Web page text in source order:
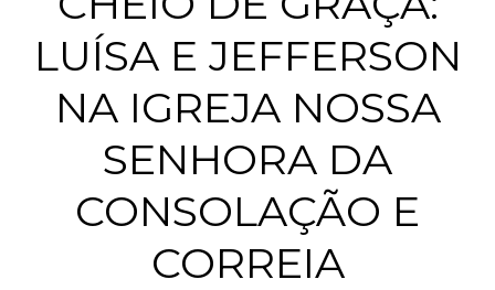
LUÍSA E JEFFERSON
NA IGREJA NOSSA
SENHORA DA
CONSOLAÇÃO E
CORREIA